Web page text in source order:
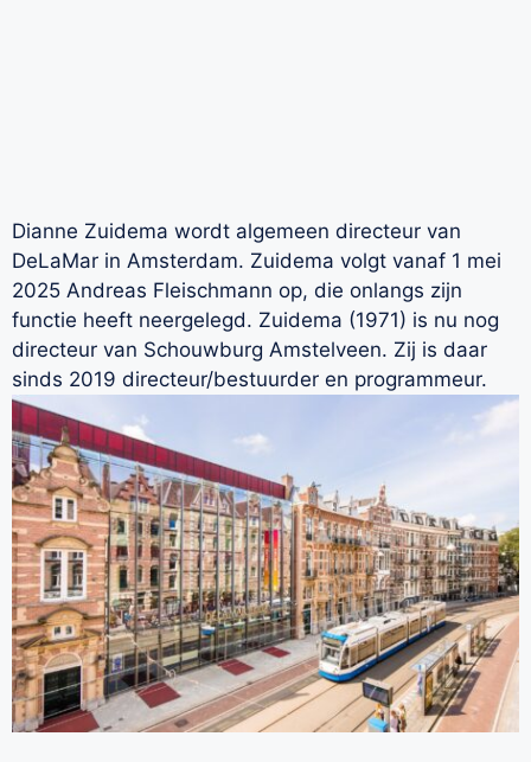
Dianne Zuidema wordt algemeen directeur van
DeLaMar in Amsterdam. Zuidema volgt vanaf 1 mei
2025 Andreas Fleischmann op, die onlangs zijn
functie heeft neergelegd. Zuidema (1971) is nu nog
directeur van Schouwburg Amstelveen. Zij is daar
sinds 2019 directeur/bestuurder en programmeur.